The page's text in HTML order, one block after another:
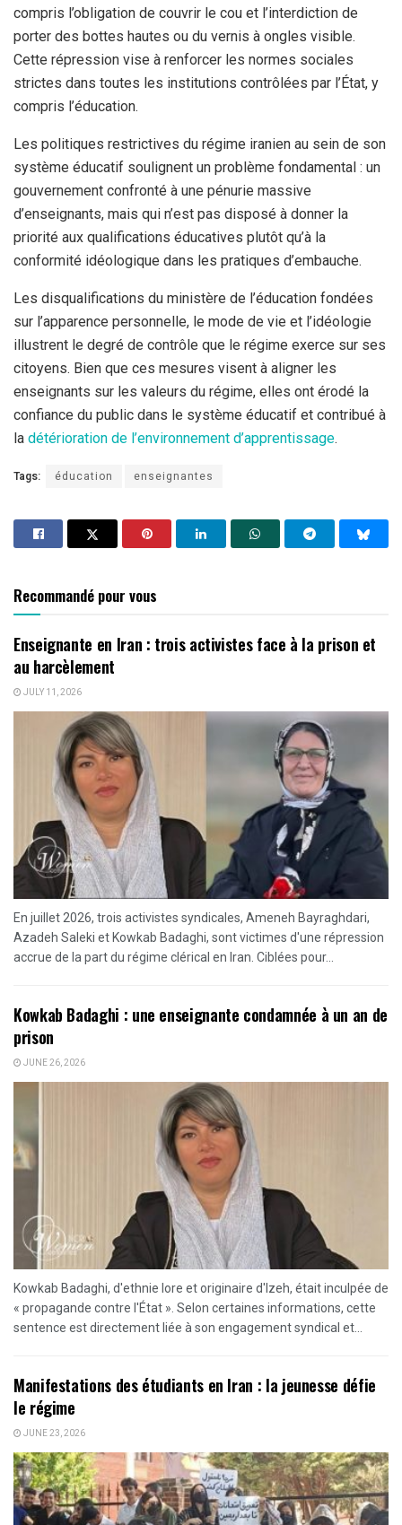
compris l’obligation de couvrir le cou et l’interdiction de
porter des bottes hautes ou du vernis à ongles visible.
Cette répression vise à renforcer les normes sociales
strictes dans toutes les institutions contrôlées par l’État, y
compris l’éducation.
Les politiques restrictives du régime iranien au sein de son
système éducatif soulignent un problème fondamental : un
gouvernement confronté à une pénurie massive
d’enseignants, mais qui n’est pas disposé à donner la
priorité aux qualifications éducatives plutôt qu’à la
conformité idéologique dans les pratiques d’embauche.
Les disqualifications du ministère de l’éducation fondées
sur l’apparence personnelle, le mode de vie et l’idéologie
illustrent le degré de contrôle que le régime exerce sur ses
citoyens. Bien que ces mesures visent à aligner les
enseignants sur les valeurs du régime, elles ont érodé la
confiance du public dans le système éducatif et contribué à
la détérioration de l’environnement d’apprentissage.
Tags: éducation enseignantes
Recommandé pour vous
Enseignante en Iran : trois activistes face à la prison et
au harcèlement
JULY 11, 2026
En juillet 2026, trois activistes syndicales, Ameneh Bayraghdari,
Azadeh Saleki et Kowkab Badaghi, sont victimes d'une répression
accrue de la part du régime clérical en Iran. Ciblées pour...
Kowkab Badaghi : une enseignante condamnée à un an de
prison
JUNE 26, 2026
Kowkab Badaghi, d'ethnie lore et originaire d'Izeh, était inculpée de
« propagande contre l'État ». Selon certaines informations, cette
sentence est directement liée à son engagement syndical et...
Manifestations des étudiants en Iran : la jeunesse défie
le régime
JUNE 23, 2026